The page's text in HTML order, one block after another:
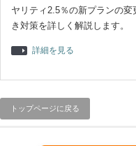
ヤリティ2.5％の新プランの
き対策を詳しく解説します。
詳細を見る
トップページに戻る